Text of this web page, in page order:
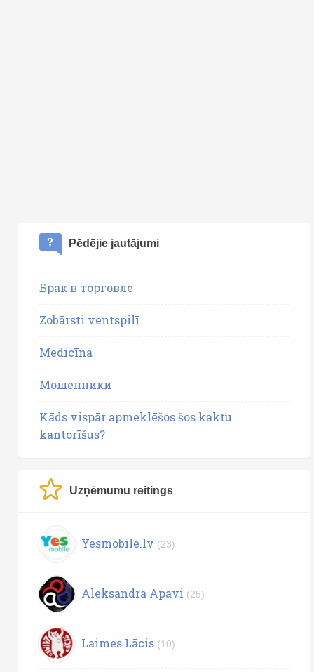
Pēdējie jautājumi
Брак в торговле
Zobārsti ventspilī
Medicīna
Мошенники
Kāds vispār apmeklēšos šos kaktu
kantorīšus?
Uzņēmumu reitings
Yesmobile.lv (23)
Aleksandra Apavi (25)
Laimes Lācis (10)